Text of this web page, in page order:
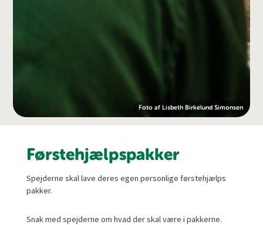
Foto af Lisbeth Birkelund Simonsen
Førstehjælpspakker
Spejderne skal lave deres egen personlige førstehjælps
pakker.
Snak med spejderne om hvad der skal være i pakkerne.